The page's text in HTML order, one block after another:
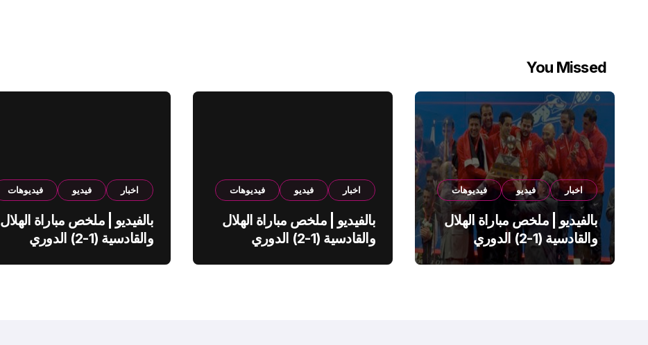
You Missed
اخبار فيديو فيديوهات
بالفيديو | ملخص مباراة الهلال
والقادسية (1-2) الدوري
السعودي
اخبار فيديو فيديوهات
بالفيديو | ملخص مباراة الهلال
والقادسية (1-2) الدوري
اخبار فيديو فيديوهات
بالفيديو | ملخص مباراة الهلال
والقادسية (1-2) الدوري